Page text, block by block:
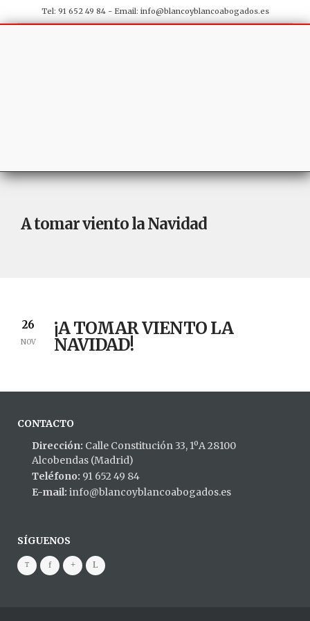
Tel: 91 652 49 84 - Email: info@blancoyblancoabogados.es
A tomar viento la Navidad
26
NOV
¡A TOMAR VIENTO LA
NAVIDAD!
CONTACTO
Dirección: Calle Constitución 33, 1ºA 28100
Alcobendas (Madrid)
Teléfono: 91 652 49 84
E-mail: info@blancoyblancoabogados.es
SÍGUENOS